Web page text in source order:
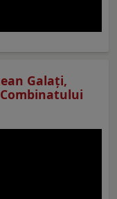
Galaţi,